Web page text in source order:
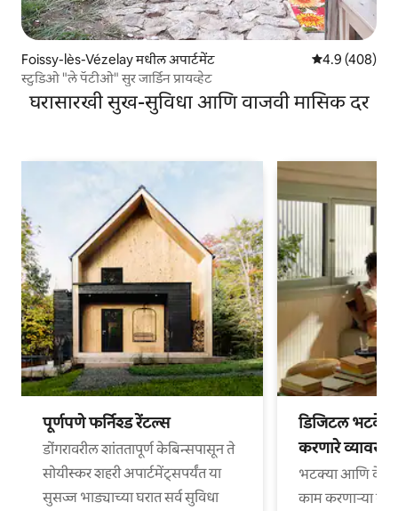
Foissy-lès-Vézelay मधील अपार्टमेंट 5 पैकी 4.9
4.9 (408)
स्टुडिओ "ले पॅटीओ" सुर जार्डिन प्रायव्हेट
घरासारखी सुख-सुविधा आणि वाजवी मासिक दर
पूर्णपणे फर्निश्ड रेंटल्स
डोंगरावरील शांततापूर्ण केबिन्सपासून ते
सोयीस्कर शहरी अपार्टमेंट्सपर्यंत या
सुसज्ज भाड्याच्या घरात सर्व सुविधा
डिजिटल भटके
करणारे
भटक्या आणि
काम करणाऱ्या